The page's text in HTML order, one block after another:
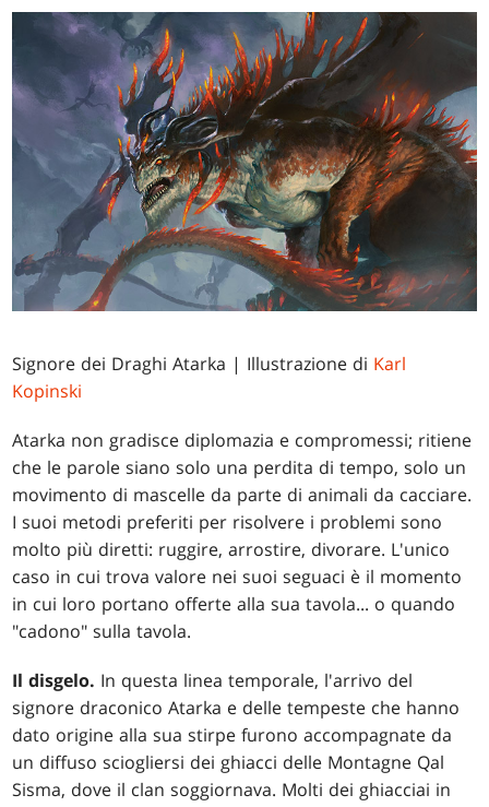
Signore dei Draghi Atarka | Illustrazione di Karl
Kopinski
Atarka non gradisce diplomazia e compromessi; ritiene
che le parole siano solo una perdita di tempo, solo un
movimento di mascelle da parte di animali da cacciare.
I suoi metodi preferiti per risolvere i problemi sono
molto più diretti: ruggire, arrostire, divorare. L'unico
caso in cui trova valore nei suoi seguaci è il momento
in cui loro portano offerte alla sua tavola... o quando
"cadono" sulla tavola.
Il disgelo. In questa linea temporale, l'arrivo del
signore draconico Atarka e delle tempeste che hanno
dato origine alla sua stirpe furono accompagnate da
un diffuso sciogliersi dei ghiacci delle Montagne Qal
Sisma, dove il clan soggiornava. Molti dei ghiacciai in